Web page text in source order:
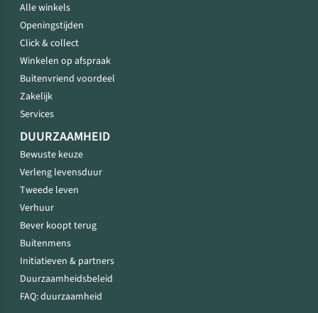
Alle winkels
Openingstijden
Click & collect
Winkelen op afspraak
Buitenvriend voordeel
Zakelijk
Services
DUURZAAMHEID
Bewuste keuze
Verleng levensduur
Tweede leven
Verhuur
Bever koopt terug
Buitenmens
Initiatieven & partners
Duurzaamheidsbeleid
FAQ: duurzaamheid